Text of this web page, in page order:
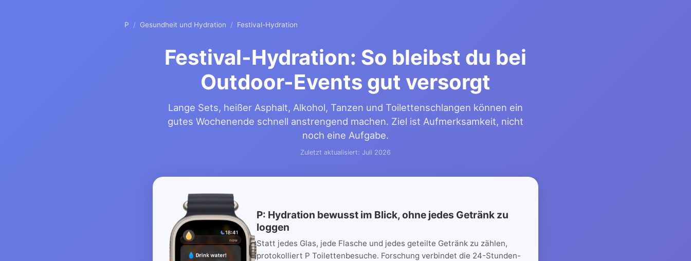
P / Gesundheit und Hydration / Festival-Hydration
Festival-Hydration: So bleibst du bei
Outdoor-Events gut versorgt
Lange Sets, heißer Asphalt, Alkohol, Tanzen und Toilettenschlangen können ein
gutes Wochenende schnell anstrengend machen. Ziel ist Aufmerksamkeit, nicht
noch eine Aufgabe.
Zuletzt aktualisiert: Juli 2026
P: Hydration bewusst im Blick, ohne jedes Getränk zu
loggen
Statt jedes Glas, jede Flasche und jedes geteilte Getränk zu zählen,
protokolliert P Toilettenbesuche. Forschung verbindet die 24-Stunden-